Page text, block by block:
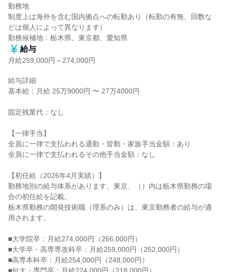
勤務地
制度上は海外を含む国内拠点への転勤あり（転勤の有無、回数な
どは個人によって異なります）
勤務候補地：栃木県、東京都、愛知県
給与
月給259,000円～274,000円
給与詳細
基本給：月給 25万9000円 〜 27万4000円
固定残業代：なし
【一律手当】
全員に一律で支払われる通勤・皆勤・家族手当金額：あり
全員に一律で支払われるその他手当金額：なし
【初任給（2026年4月実績）】
勤務地別の給与体系があります。東京、（）内は栃木県勤務の場
合の初任給を記載。
栃木県勤務の開発技術職（理系のみ）は、東京勤務者の給与が適
用されます。
■大学院卒：月給274,000円（266,000円）
■大学卒・高専専攻科卒：月給259,000円（252,000円）
■高専本科卒：月給254,000円（248,000円）